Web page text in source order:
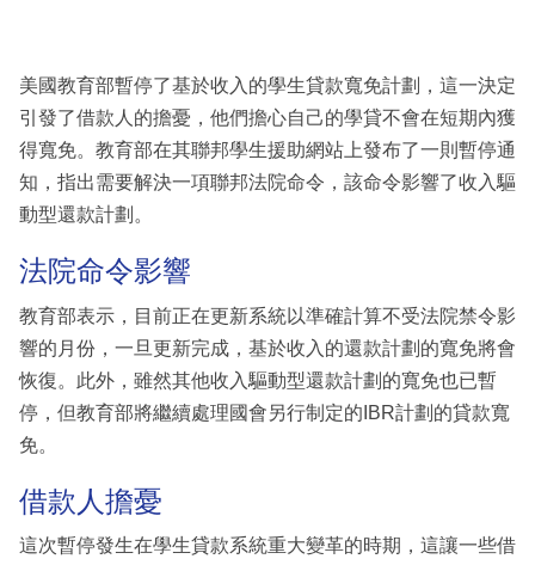
區
美國教育部暫停了基於收入的學生貸款寬免計劃，這一決定
引發了借款人的擔憂，他們擔心自己的學貸不會在短期內獲
得寬免。教育部在其聯邦學生援助網站上發布了一則暫停通
知，指出需要解決一項聯邦法院命令，該命令影響了收入驅
動型還款計劃。
法院命令影響
教育部表示，目前正在更新系統以準確計算不受法院禁令影
響的月份，一旦更新完成，基於收入的還款計劃的寬免將會
恢復。此外，雖然其他收入驅動型還款計劃的寬免也已暫
停，但教育部將繼續處理國會另行制定的IBR計劃的貸款寬
免。
借款人擔憂
這次暫停發生在學生貸款系統重大變革的時期，這讓一些借